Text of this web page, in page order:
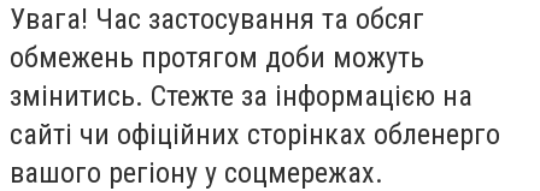
Увага! Час застосування та обсяг
обмежень протягом доби можуть
змінитись. Стежте за інформацією на
сайті чи офіційних сторінках обленерго
вашого регіону у соцмережах.